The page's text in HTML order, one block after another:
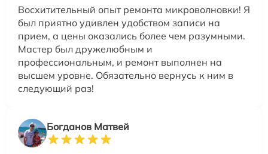
Восхитительный опыт ремонта микроволновки! Я
был приятно удивлен удобством записи на
прием, а цены оказались более чем разумными.
Мастер был дружелюбным и
профессиональным, и ремонт выполнен на
высшем уровне. Обязательно вернусь к ним в
следующий раз!
Богданов Матвей